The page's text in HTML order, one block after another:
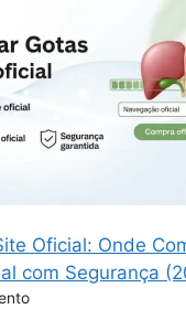
Oficial: Onde
com Segurança